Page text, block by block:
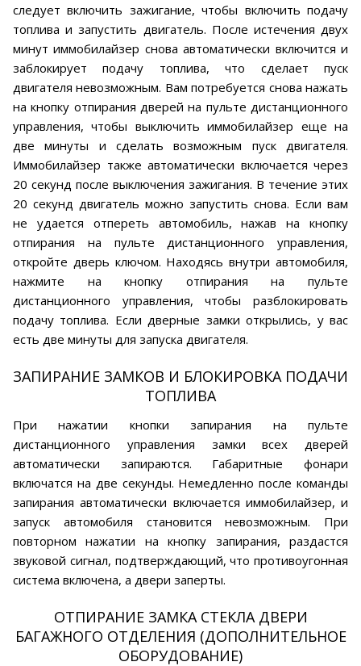
следует включить зажигание, чтобы включить подачу
топлива и запустить двигатель. После истечения двух
минут иммобилайзер снова автоматически включится и
заблокирует подачу топлива, что сделает пуск
двигателя невозможным. Вам потребуется снова нажать
на кнопку отпирания дверей на пульте дистанционного
управления, чтобы выключить иммобилайзер еще на
две минуты и сделать возможным пуск двигателя.
Иммобилайзер также автоматически включается через
20 секунд после выключения зажигания. В течение этих
20 секунд двигатель можно запустить снова. Если вам
не удается отпереть автомобиль, нажав на кнопку
отпирания на пульте дистанционного управления,
откройте дверь ключом. Находясь внутри автомобиля,
нажмите на кнопку отпирания на пульте
дистанционного управления, чтобы разблокировать
подачу топлива. Если дверные замки открылись, у вас
есть две минуты для запуска двигателя.
ЗАПИРАНИЕ ЗАМКОВ И БЛОКИРОВКА ПОДАЧИ
ТОПЛИВА
При нажатии кнопки запирания на пульте
дистанционного управления замки всех дверей
автоматически запираются. Габаритные фонари
включатся на две секунды. Немедленно после команды
запирания автоматически включается иммобилайзер, и
запуск автомобиля становится невозможным. При
повторном нажатии на кнопку запирания, раздастся
звуковой сигнал, подтверждающий, что противоугонная
система включена, а двери заперты.
ОТПИРАНИЕ ЗАМКА СТЕКЛА ДВЕРИ
БАГАЖНОГО ОТДЕЛЕНИЯ (ДОПОЛНИТЕЛЬНОЕ
ОБОРУДОВАНИЕ)